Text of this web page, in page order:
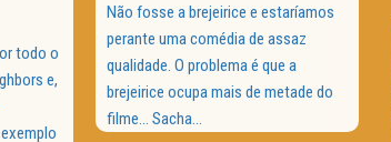
todo o
e,
Não fosse a brejeirice e estaríamos
perante uma comédia de assaz
qualidade. O problema é que a
brejeirice ocupa mais de metade do
filme… Sacha...